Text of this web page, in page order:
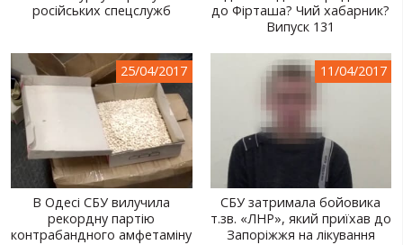
російських спецслужб
до Фірташа? Чий хабарник?
Випуск 131
25/04/2017
В Одесі СБУ вилучила
рекордну партію
контрабандного амфетаміну
11/04/2017
СБУ затримала бойовика
т.зв. «ЛНР», який приїхав до
Запоріжжя на лікування